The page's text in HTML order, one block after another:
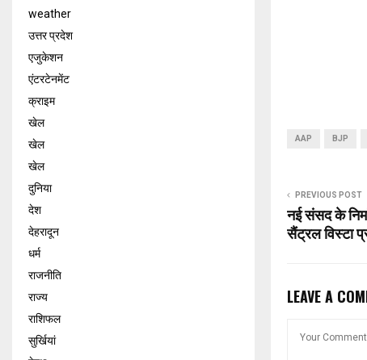
AAP BJP
PREVIOUS POST
नई संसद के
सैंट्रल विस्टा
LEAVE A
weather
उत्तर प्रदेश
एजुकेशन
एंटरटेनमेंट
क्राइम
खेल
खेल
खेल
दुनिया
देश
देहरादून
धर्म
राजनीति
राज्य
राशिफल
सुर्खियां